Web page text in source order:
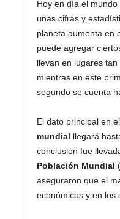
Hoy en día el
unas cifras y
planeta aumenta en
puede agregar
llevan en lugares
mientras en este
segundo se cuenta
El dato principal en
mundial llegará
conclusión fue
Población Mundial
aseguraron que el
económicos y en los